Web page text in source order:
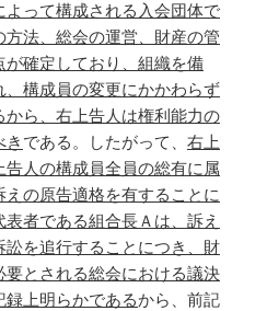
よって構成される入会団体で
法、総会の運営、財産の管
確定しており、組織を備
、構成員の変更にかかわらず
ら、右上告人は権利能力の
き である。したがって、 右上
人の構成員全員の総有に属
の原告適格を有することに
表者である組合長Ａは、訴え
を追行することにつき、財
とされる総会における議決
上明らかであるから、前記